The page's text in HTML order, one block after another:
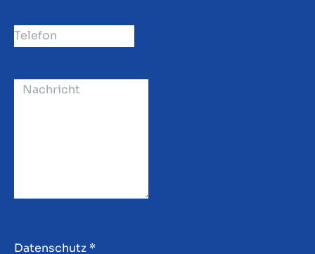
Datenschutz *